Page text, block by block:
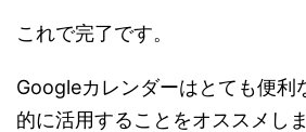
これで完了です。
Googleカレンダーはとても便利
的に活用することをオススメしま